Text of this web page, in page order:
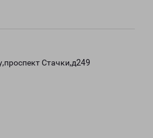
Стачки,д249